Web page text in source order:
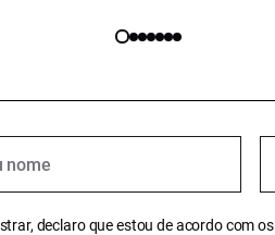
declaro que estou de acordo com os